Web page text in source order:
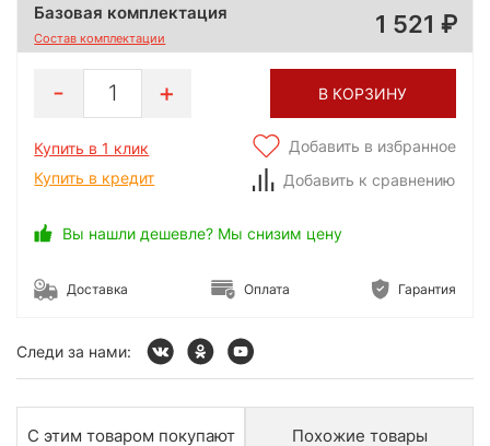
Базовая комплектация
Состав комплектации 1 521
1 В КОРЗИНУ
Купить в 1 клик
Купить в кредит
Добавить в избранное
Добавить к сравнению
Вы нашли дешевле? Мы снизим цену
Доставка Оплата Гарантия
Следи за нами:
С этим товаром покупают Похожие товары